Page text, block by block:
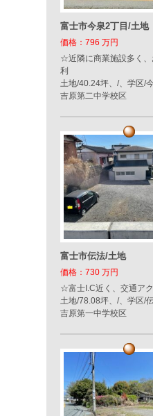
富士市今泉2丁目/土地
価格：796 万円
☆近隣に商業施設多く、
利
土地/40.24坪、/、学区/
吉原第二中学校区
富士市伝法/土地
価格：730 万円
☆富士I.C近く、交通ア
土地/78.08坪、/、学区/
吉原第一中学校区